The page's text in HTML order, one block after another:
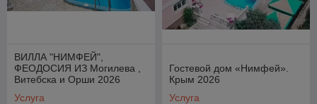
ВИЛЛА "НИМФЕЙ",
ФЕОДОСИЯ ИЗ Могилева ,
Витебска и Орши 2026
Услуга
Гостевой дом «Нимфей».
Крым 2026
Услуга